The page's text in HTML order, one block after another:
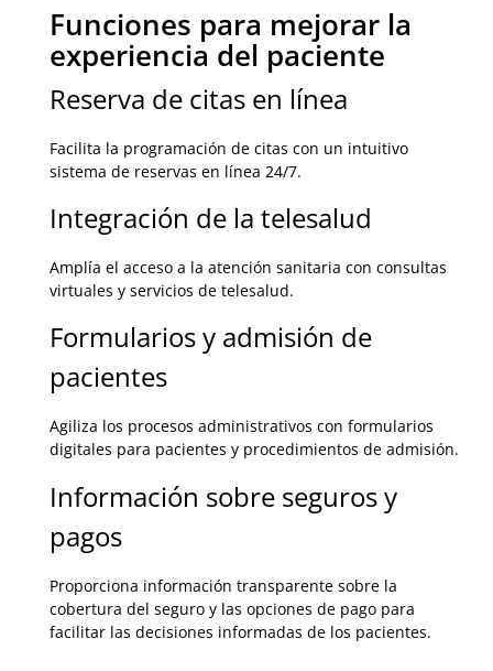
Funciones para mejorar la
experiencia del paciente​
Reserva de citas en línea
Facilita la programación de citas con un intuitivo
sistema de reservas en línea 24/7.
Integración de la telesalud
Amplía el acceso a la atención sanitaria con consultas
virtuales y servicios de telesalud.
Formularios y admisión de
pacientes
Agiliza los procesos administrativos con formularios
digitales para pacientes y procedimientos de admisión.
Información sobre seguros y
pagos
Proporciona información transparente sobre la
cobertura del seguro y las opciones de pago para
facilitar las decisiones informadas de los pacientes.